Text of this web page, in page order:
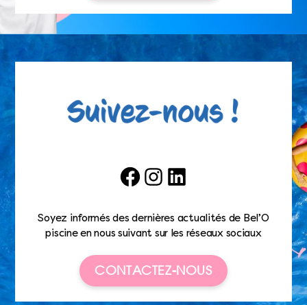
FacebookInstagramLinkedIn
Soyez informés des dernières actualités de Bel’O
piscine en nous suivant sur les réseaux sociaux
CONTACTEZ-NOUS